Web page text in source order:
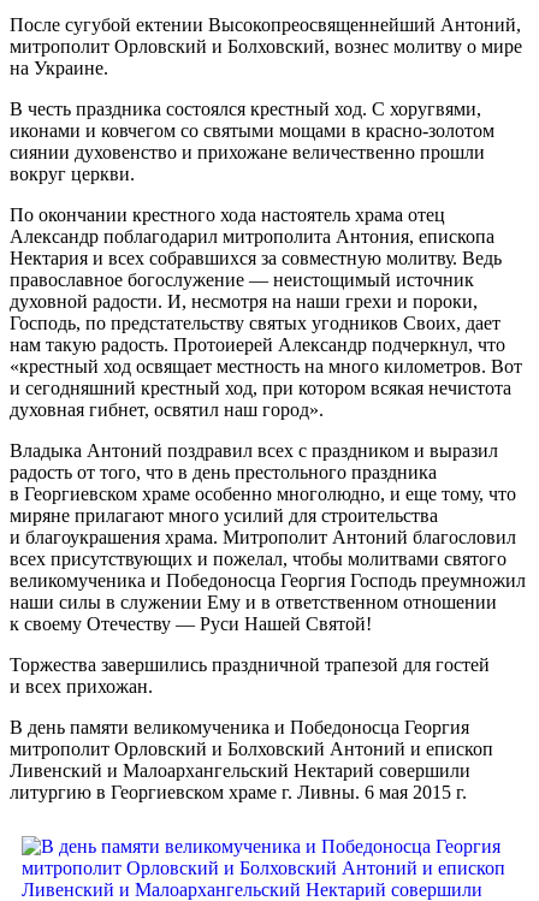
После сугубой ектении Высокопреосвященнейший Антоний,
митрополит Орловский и Болховский, вознес молитву о мире
на Украине.
В честь праздника состоялся крестный ход. С хоругвями,
иконами и ковчегом со святыми мощами в красно-золотом
сиянии духовенство и прихожане величественно прошли
вокруг церкви.
По окончании крестного хода настоятель храма отец
Александр поблагодарил митрополита Антония, епископа
Нектария и всех собравшихся за совместную молитву. Ведь
православное богослужение — неистощимый источник
духовной радости. И, несмотря на наши грехи и пороки,
Господь, по предстательству святых угодников Своих, дает
нам такую радость. Протоиерей Александр подчеркнул, что
«крестный ход освящает местность на много километров. Вот
и сегодняшний крестный ход, при котором всякая нечистота
духовная гибнет, освятил наш город».
Владыка Антоний поздравил всех с праздником и выразил
радость от того, что в день престольного праздника
в Георгиевском храме особенно многолюдно, и еще тому, что
миряне прилагают много усилий для строительства
и благоукрашения храма. Митрополит Антоний благословил
всех присутствующих и пожелал, чтобы молитвами святого
великомученика и Победоносца Георгия Господь преумножил
наши силы в служении Ему и в ответственном отношении
к своему Отечеству — Руси Нашей Святой!
Торжества завершились праздничной трапезой для гостей
и всех прихожан.
В день памяти великомученика и Победоносца Георгия
митрополит Орловский и Болховский Антоний и епископ
Ливенский и Малоархангельский Нектарий совершили
литургию в Георгиевском храме г. Ливны. 6 мая 2015 г.